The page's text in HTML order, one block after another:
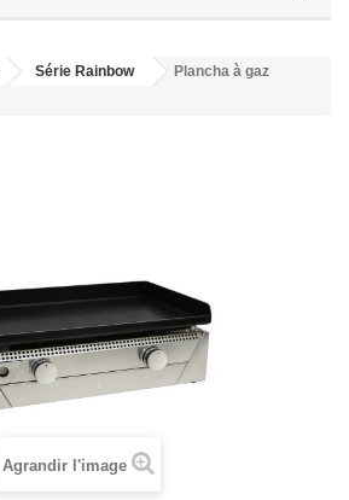
Série Rainbow
Plancha à gaz
Agrandir l'image